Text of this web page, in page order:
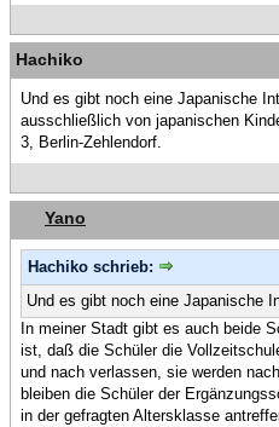
Hachiko
Und es gibt noch eine Japanische
ausschließlich von japanischen
3, Berlin-Zehlendorf.
Yano
Hachiko schrieb:
Und es gibt noch eine Japanische
In meiner Stadt gibt es auch beide
ist, daß die Schüler die
und nach verlassen, sie werden
bleiben die Schüler der
in der gefragten Altersklasse